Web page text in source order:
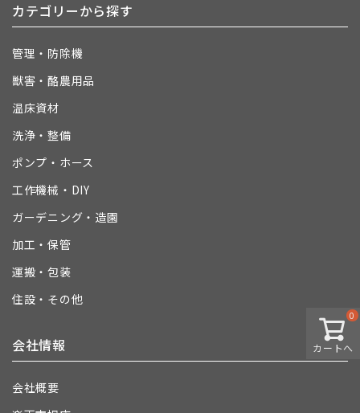
カートへ
0
カテゴリーから探す
管理・防除機
獣害・酪農用品
温床資材
洗浄・整備
ポンプ・ホース
工作機械・DIY
ガーデニング・造園
加工・保管
運搬・包装
住設・その他
会社情報
会社概要